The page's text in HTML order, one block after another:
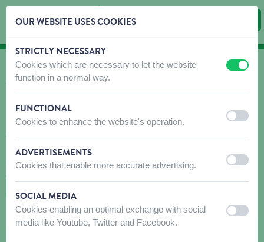
Skip content
Skip language choice
OÙ ACHETER?
Trouvez rapidement et facilement des débouchés
N'hésitez pas à contacter le(s) magasin(s) recommandé(s) avant
votre visite pour vous assurer que les produits que vous
recherchez sont disponibles. Si ce n'est pas le cas, n'hésitez pas
à leur demander de commander le produit souhaité.
OUR WEBSITE USES COOKIES
STRICTLY NECESSARY
Cookies which are necessary to let the website
function in a normal way.
off on
FUNCTIONAL
Cookies to enhance the website's operation. off on
ADVERTISEMENTS
Cookies that enable more accurate advertising. off on
SOCIAL MEDIA
Cookies enabling an optimal exchange with social
media like Youtube, Twitter and Facebook.
off on